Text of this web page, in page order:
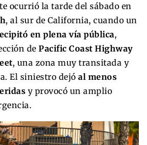
ocurrió la tarde del sábado en
, al sur de California, cuando un
en plena vía pública,
de Pacific Coast Highway
, una zona muy transitada y
El siniestro dejó al menos
y provocó un amplio